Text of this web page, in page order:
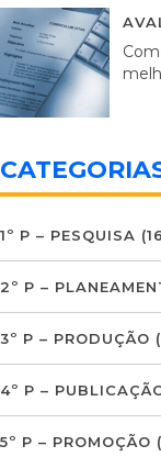
1º P – PESQUISA
2º P –
3º P – PRODUÇÃO
4º P –
5º P – PROMOÇÃO